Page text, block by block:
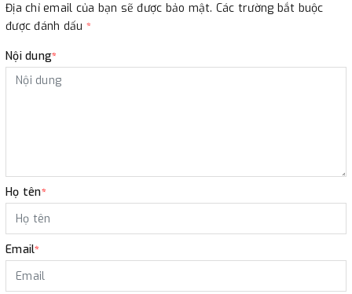
Địa chỉ email của bạn sẽ được bảo mật. Các trường bắt buộc
được đánh dấu *
Nội dung*
Họ tên*
Email*